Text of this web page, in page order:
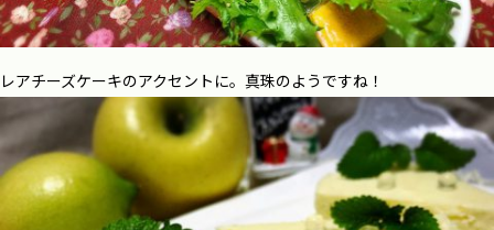
レアチーズケーキのアクセントに。真珠のようですね！